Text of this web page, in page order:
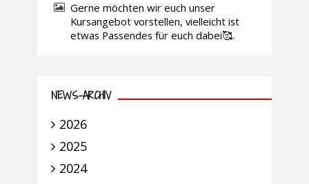
Gerne möchten wir euch unser
Kursangebot vorstellen, vielleicht ist
etwas Passendes für euch dabei🥰.
NEWS-ARCHIV
2026
2025
2024